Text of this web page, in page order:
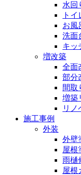
水回
ト
お風
洗面
キッ
増改築
全面
部分
間取
増築
リノ
施工事例
外装
外壁
屋根
雨樋
屋根